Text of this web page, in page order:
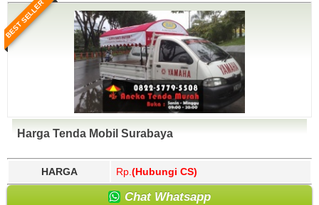
BEST SELLER
Harga Tenda Mobil Surabaya
HARGA Rp. (Hubungi CS)
Chat Whatsapp